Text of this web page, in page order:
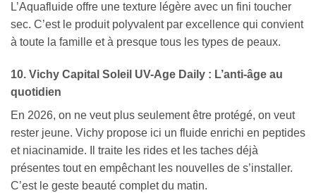
L’Aquafluide offre une texture légère avec un fini toucher
sec. C’est le produit polyvalent par excellence qui convient
à toute la famille et à presque tous les types de peaux.
10. Vichy Capital Soleil UV-Age Daily : L’anti-âge au
quotidien
En 2026, on ne veut plus seulement être protégé, on veut
rester jeune. Vichy propose ici un fluide enrichi en peptides
et niacinamide. Il traite les rides et les taches déjà
présentes tout en empêchant les nouvelles de s’installer.
C’est le geste beauté complet du matin.